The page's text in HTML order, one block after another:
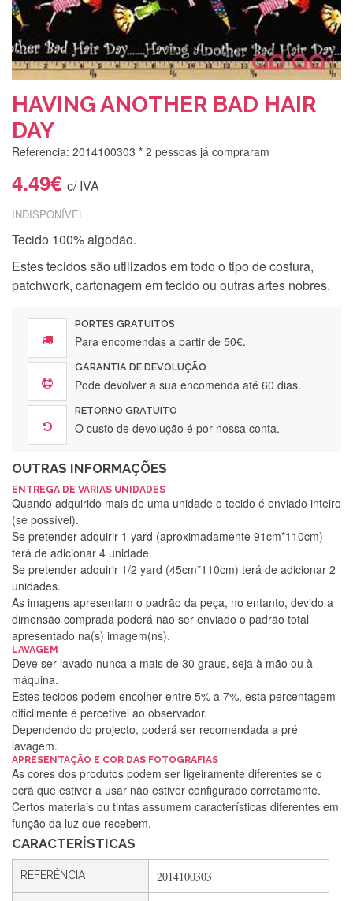
HAVING ANOTHER BAD HAIR
DAY
Referencia: 2014100303 * 2 pessoas já compraram
4.49€ c/ IVA
INDISPONÍVEL
Tecido 100% algodão.
Estes tecidos são utilizados em todo o tipo de costura,
patchwork, cartonagem em tecido ou outras artes nobres.
PORTES GRATUITOS
Para encomendas a partir de 50€.
GARANTIA DE DEVOLUÇÃO
Pode devolver a sua encomenda até 60 dias.
RETORNO GRATUITO
O custo de devolução é por nossa conta.
OUTRAS INFORMAÇÕES
ENTREGA DE VÁRIAS UNIDADES
Quando adquirido mais de uma unidade o tecido é enviado inteiro
(se possível).
Se pretender adquirir 1 yard (aproximadamente 91cm*110cm)
terá de adicionar 4 unidade.
Se pretender adquirir 1/2 yard (45cm*110cm) terá de adicionar 2
unidades.
As imagens apresentam o padrão da peça, no entanto, devido a
dimensão comprada poderá não ser enviado o padrão total
apresentado na(s) imagem(ns).
LAVAGEM
Deve ser lavado nunca a mais de 30 graus, seja à mão ou à
máquina.
Estes tecidos podem encolher entre 5% a 7%, esta percentagem
dificilmente é percetível ao observador.
Dependendo do projecto, poderá ser recomendada a pré
lavagem.
APRESENTAÇÃO E COR DAS FOTOGRAFIAS
As cores dos produtos podem ser ligeiramente diferentes se o
ecrã que estiver a usar não estiver configurado corretamente.
Certos materiais ou tintas assumem características diferentes em
função da luz que recebem.
CARACTERÍSTICAS
REFERÊNCIA 2014100303
Silvia Lopes
Encomenda direitinha. Rapidez e segurança. Volto a
encomendar.
Silvia André